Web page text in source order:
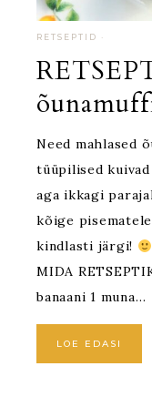
RETSEPTID ·
Need mahlased
tüüpilised
aga ikkagi
kõige
kindlasti järgi!
MIDA
banaani 1 muna…
LOE EDASI